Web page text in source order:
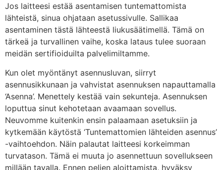
Jos laitteesi estää asentamisen tuntemattomista
lähteistä, sinua ohjataan asetussivulle. Sallikaa
asentaminen tästä lähteestä liukusäätimellä. Tämä on
tärkeä ja turvallinen vaihe, koska lataus tulee suoraan
meidän sertifioiduilta palvelimiltamme.
Kun olet myöntänyt asennusluvan, siirryt
asennusikkunaan ja vahvistat asennuksen napauttamalla
‘Asenna’. Menettely kestää vain sekunteja. Asennuksen
loputtua sinut kehotetaan avaamaan sovellus.
Neuvomme kuitenkin ensin palaamaan asetuksiin ja
kytkemään käytöstä ‘Tuntemattomien lähteiden asennus’
-vaihtoehdon. Näin palautat laitteesi korkeimman
turvatason. Tämä ei muuta jo asennettuun sovellukseen
millään tavalla. Ennen pelien aloittamista, hyväksy